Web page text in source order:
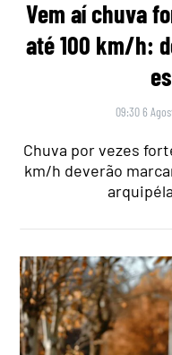
Vem aí chuva
até 100 km/h:
09:30 6
Chuva por vezes
km/h deverão